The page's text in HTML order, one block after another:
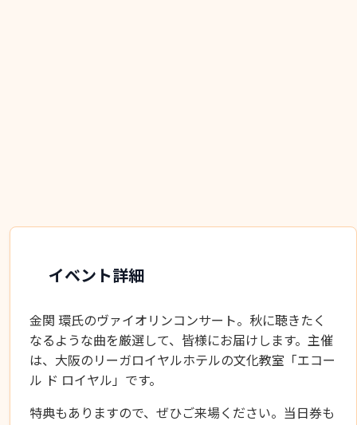
イベント詳細
金関 環氏のヴァイオリンコンサート。秋に聴きたく
なるような曲を厳選して、皆様にお届けします。主催
は、大阪のリーガロイヤルホテルの文化教室「エコー
ル ド ロイヤル」です。
特典もありますので、ぜひご来場ください。当日券も